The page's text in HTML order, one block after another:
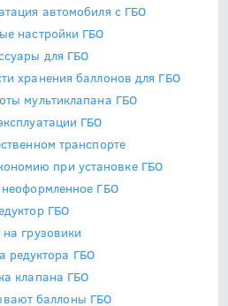
автомобиля с ГБО
настройки ГБО
для ГБО
хранения баллонов для ГБО
мультиклапана ГБО
ГБО
транспорте
при установке ГБО
ГБО
ГБО
грузовики
редуктора ГБО
клапана ГБО
баллоны ГБО